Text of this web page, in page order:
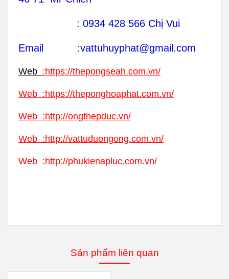
: 0934 428 566 Chị Vui
Email :vattuhuyphat@gmail.com
Web :https://thepongseah.com.vn/
Web :https://theponghoaphat.com.vn/
Web :http://ongthepduc.vn/
Web :http://vattuduongong.com.vn/
Web :http://phukienapluc.com.vn/
Sản phẩm liên quan